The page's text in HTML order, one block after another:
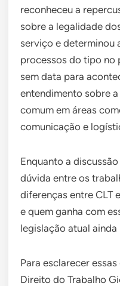
reconheceu a
sobre a legalidade
serviço e determinou
processos do tipo no
sem data para
entendimento sobre
comum em áreas
comunicação e
Enquanto a
dúvida entre os
diferenças entre CLT
e quem ganha com
legislação atual
Para esclarecer
Direito do Trabalho